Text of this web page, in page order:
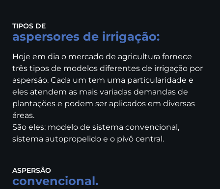
TIPOS DE
aspersores de irrigação:
Hoje em dia o mercado de agricultura fornece
três tipos de modelos diferentes de irrigação por
aspersão. Cada um tem uma particularidade e
eles atendem as mais variadas demandas de
plantações e podem ser aplicados em diversas
áreas.
São eles: modelo de sistema convencional,
sistema autopropelido e o pivô central.
ASPERSÃO
convencional.